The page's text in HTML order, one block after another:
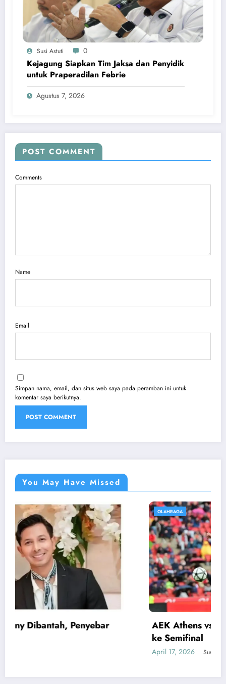
Susi Astuti 0
Kejagung Siapkan Tim Jaksa dan Penyidik
untuk Praperadilan Febrie
Agustus 7, 2026
POST COMMENT
Comments
Name
Email
Simpan nama, email, dan situs web saya pada peramban ini untuk
komentar saya berikutnya.
You May Have Missed
OLAHRAGA
AEK Athens vs Rayo: Rayo Vallecano Lolos